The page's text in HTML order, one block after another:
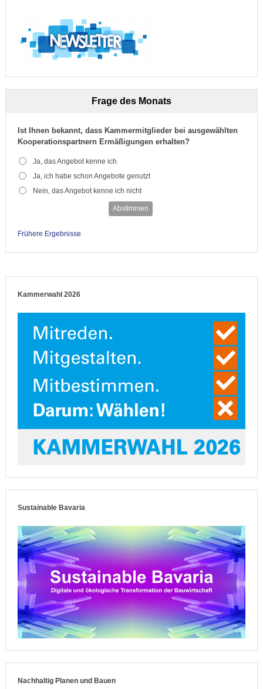
Frage des Monats
Ist Ihnen bekannt, dass Kammermitglieder bei ausgewählten
Kooperationspartnern Ermäßigungen erhalten?
Ja, das Angebot kenne ich
Ja, ich habe schon Angebote genutzt
Nein, das Angebot kenne ich nicht
Abstimmen
Frühere Ergebnisse
Kammerwahl 2026
Sustainable Bavaria
Nachhaltig Planen und Bauen